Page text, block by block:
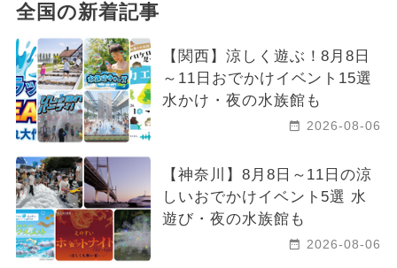
全国の新着記事
【関西】涼しく遊ぶ！8月8日
～11日おでかけイベント15選
水かけ・夜の水族館も
2026-08-06
【神奈川】8月8日～11日の涼
しいおでかけイベント5選 水
遊び・夜の水族館も
2026-08-06